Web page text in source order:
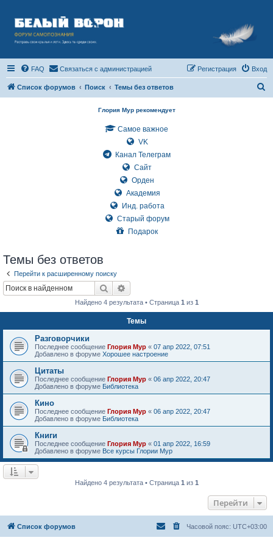
FAQ Связаться с администрацией Вход
Регистрация
Список форумов Поиск Темы без ответов
Глория Мур рекомендует
Самое важное
VK
Канал Телеграм
Сайт
Орден
Академия
Инд. работа
Старый форум
Подарок
Темы без ответов
Перейти к расширенному поиску
Поиск
Найдено 4 результата • Страница 1 из 1
Темы
Разговорчики
Последнее сообщение Глория Мур « 07 апр 2022, 07:51
Добавлено в форуме Хорошее настроение
Цитаты
Последнее сообщение Глория Мур « 06 апр 2022, 20:47
Добавлено в форуме Библиотека
Кино
Последнее сообщение Глория Мур « 06 апр 2022, 20:47
Добавлено в форуме Библиотека
Книги
Последнее сообщение Глория Мур « 01 апр 2022, 16:59
Добавлено в форуме Все курсы Глории Мур
Найдено 4 результата • Страница 1 из 1
Перейти
Список форумов Часовой пояс: UTC+03:00